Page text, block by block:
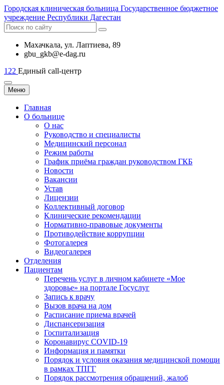
Городская клиническая больница Государственное бюджетное
учреждение Республики Дагестан
Махачкала, ​ул. Лаптиева, 89
gbu_gkb@e-dag.ru
122 Единый call-центр
Меню
Главная
О больнице
О нас
Руководство и специалисты
Медицинский персонал
Режим работы
График приёма граждан руководством ГКБ
Новости
Вакансии
Устав
Лицензии
Коллективный договор
Клинические рекомендации
Нормативно-правовые документы
Противодействие коррупции
Фотогалерея
Видеогалерея
Отделения
Пациентам
Перечень услуг в личном кабинете «Мое
здоровье» на портале Госуслуг
Запись к врачу
Вызов врача на дом
Расписание приема врачей
Диспансеризация
Госпитализация
Коронавирус COVID-19
Информация и памятки
Порядок и условия оказания медицинской помощи
в рамках ТПГГ
Порядок рассмотрения обращений, жалоб